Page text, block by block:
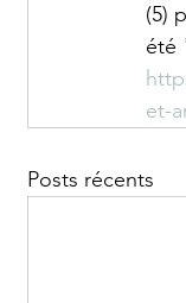
(5)
été
et-
Posts récents